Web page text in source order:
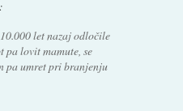
:
let nazaj odločile
pa lovit mamute, se
pa umret pri branjenju